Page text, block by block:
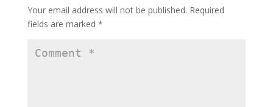
Your email address will not be published. Required
fields are marked *